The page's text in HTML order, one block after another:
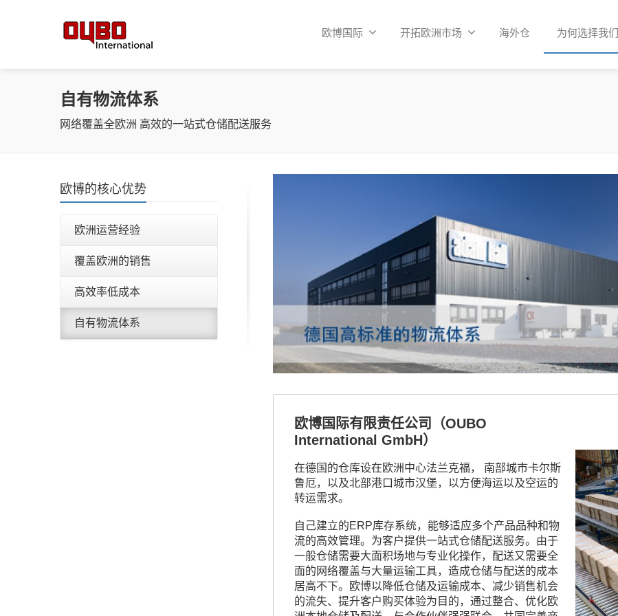
欧博国际 开拓欧洲市场 海外仓 为何选择我们
自有物流体系
网络覆盖全欧洲 高效的一站式仓储配送服务
欧博国际有限责任公司（OUBO
International GmbH）
在德国的仓库设在欧洲中心法兰克福， 南部城市卡尔斯
鲁厄，以及北部港口城市汉堡，以方便海运以及空运的
转运需求。
自己建立的ERP库存系统，能够适应多个产品品种和物
流的高效管理。为客户提供一站式仓储配送服务。由于
一般仓储需要大面积场地与专业化操作，配送又需要全
面的网络覆盖与大量运输工具，造成仓储与配送的成本
居高不下。欧博以降低仓储及运输成本、减少销售机会
的流失、提升客户购买体验为目的，通过整合、优化欧
欧博的核心优势
欧洲运营经验
覆盖欧洲的销售
高效率低成本
自有物流体系